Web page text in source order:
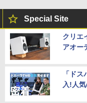
Special Site
クリエ
アオー
「ド
入!人